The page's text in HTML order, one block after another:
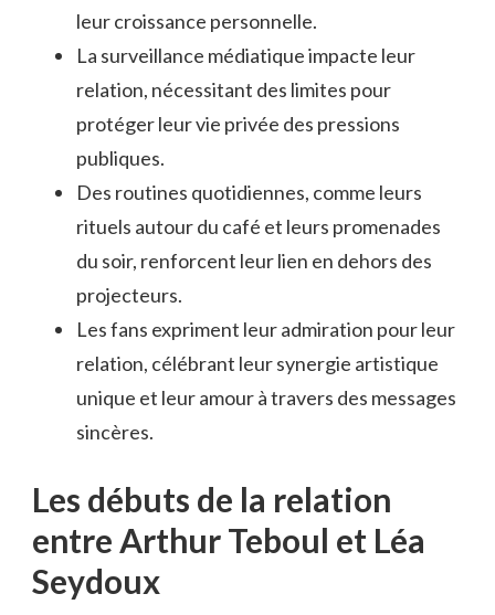
leur croissance personnelle.
La surveillance médiatique impacte leur
relation, nécessitant des limites pour
protéger leur vie privée des pressions
publiques.
Des routines quotidiennes, comme leurs
rituels autour du café et leurs promenades
du soir, renforcent leur lien en dehors des
projecteurs.
Les fans expriment leur admiration pour leur
relation, célébrant leur synergie artistique
unique et leur amour à travers des messages
sincères.
Les débuts de la relation
entre Arthur Teboul et Léa
Seydoux